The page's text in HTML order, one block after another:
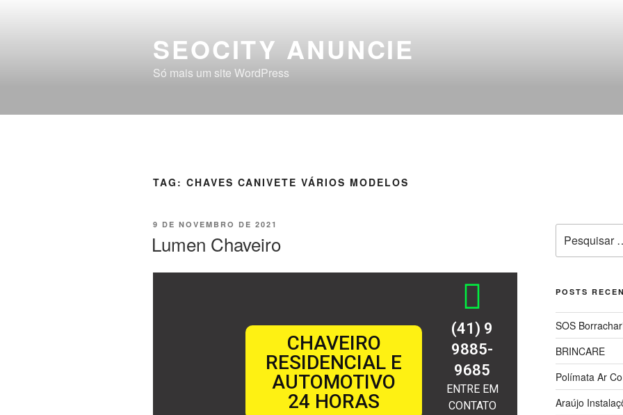
SEOCITY ANUNCIE
Só mais um site WordPress
TAG: CHAVES CANIVETE VÁRIOS MODELOS
9 DE NOVEMBRO DE 2021
Lumen Chaveiro
CHAVEIRO
RESIDENCIAL E
AUTOMOTIVO
24 HORAS
(41) 9
9885-
9685
ENTRE EM
CONTATO
POSTS
SOS
BRINCARE
Polímata Ar
Araújo